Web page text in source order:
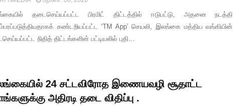
தடைசெய்யப்பட்ட பிரமிட் திட்டத்தில் ஈடுபட்டு, அதனை நடத்தி
கண்டறியப்பட்ட ‘TM App’ செயலி, இலங்கை மத்திய வங்கியின்
நிதித் திட்டங்களின் பட்டியலில் புதி…
24 சட்டவிரோத இணையவழி சூதாட்ட
அதிரடி தடை விதிப்பு .